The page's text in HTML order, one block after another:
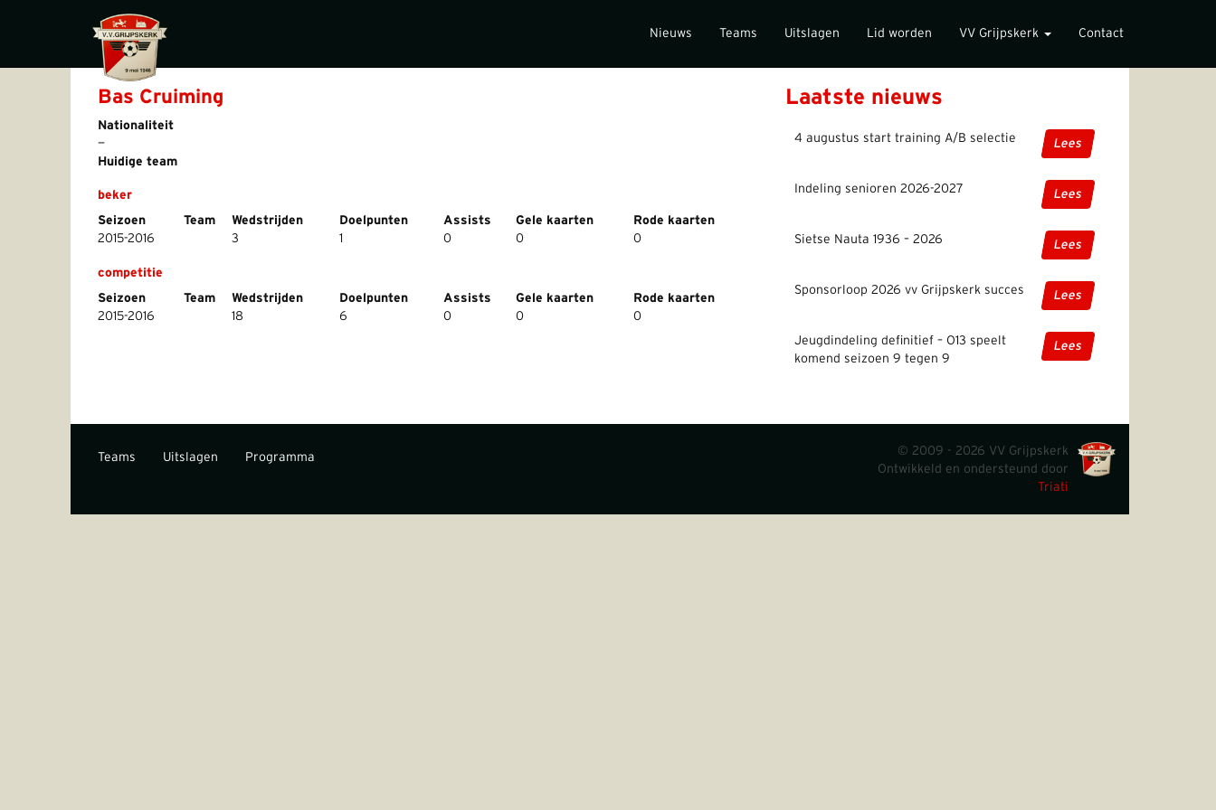
Nieuws Teams Uitslagen Lid worden VV Grijpskerk Contact
Bas Cruiming
Nationaliteit
—
Huidige team
beker
Seizoen
Team Wedstrijden Doelpunten Assists Gele kaarten
Rode kaarten
2015-2016
3 1 0 0 0
competitie
Seizoen
Team Wedstrijden Doelpunten Assists Gele kaarten
Rode kaarten
2015-2016
18 6 0 0 0
Laatste nieuws
4 augustus start training A/B selectie Lees
Indeling senioren 2026-2027 Lees
Sietse Nauta 1936 – 2026 Lees
Sponsorloop 2026 vv Grijpskerk succes Lees
Jeugdindeling definitief – O13 speelt
komend seizoen 9 tegen 9
Lees
Teams Uitslagen Programma
© 2009 - 2026 VV Grijpskerk
Ontwikkeld en ondersteund door
Triati